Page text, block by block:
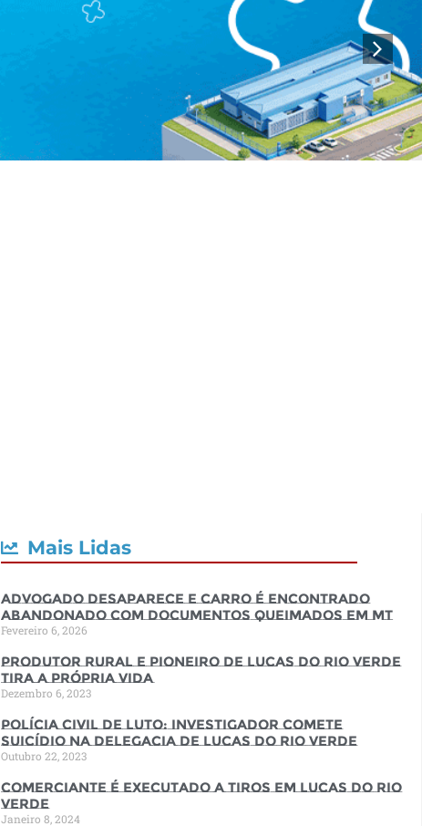
Mais Lidas
Advogado desaparece e carro é encontrado
abandonado com documentos queimados em MT
Fevereiro 6, 2026
Produtor rural e pioneiro de Lucas do Rio Verde
tira a própria vida
Dezembro 6, 2023
Polícia Civil de luto: Investigador comete
suicídio na Delegacia de Lucas do Rio Verde
Outubro 22, 2023
Comerciante é executado a tiros em Lucas do Rio
Verde
Janeiro 8, 2024